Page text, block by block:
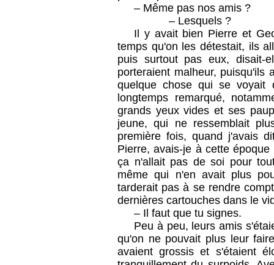
– Même pas nos amis ?
– Lesquels ?
Il y avait bien Pierre et
temps qu'on les détestait, ils
puis surtout pas eux, disait-
porteraient malheur, puisqu'ils
quelque chose qui se voyait
longtemps remarqué,
grands yeux vides et ses
jeune, qui ne ressemblait
première fois, quand j'avais
Pierre, avais-je à cette
ça n'allait pas de soi pour
même qui n'en avait plus
tarderait pas à se rendre
dernières cartouches dans le
– Il faut que tu signes.
Peu à peu, leurs amis
qu'on ne pouvait plus leur
avaient grossis et s'étaient